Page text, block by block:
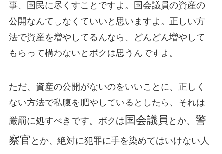
事、国民に尽くすことですよ。国会議員の資産の
公開なんてしなくていいと思いますよ。正しい方
法で資産を増やしてるんなら、どんどん増やして
もらって構わないとボクは思うんですよ。
ただ、資産の公開がないのをいいことに、正しく
ない方法で私腹を肥やしているとしたら、それは
厳罰に処すべきです。ボクは 国会議員 とか、 警
察官 とか、絶対に犯罪に手を染めてはいけない人